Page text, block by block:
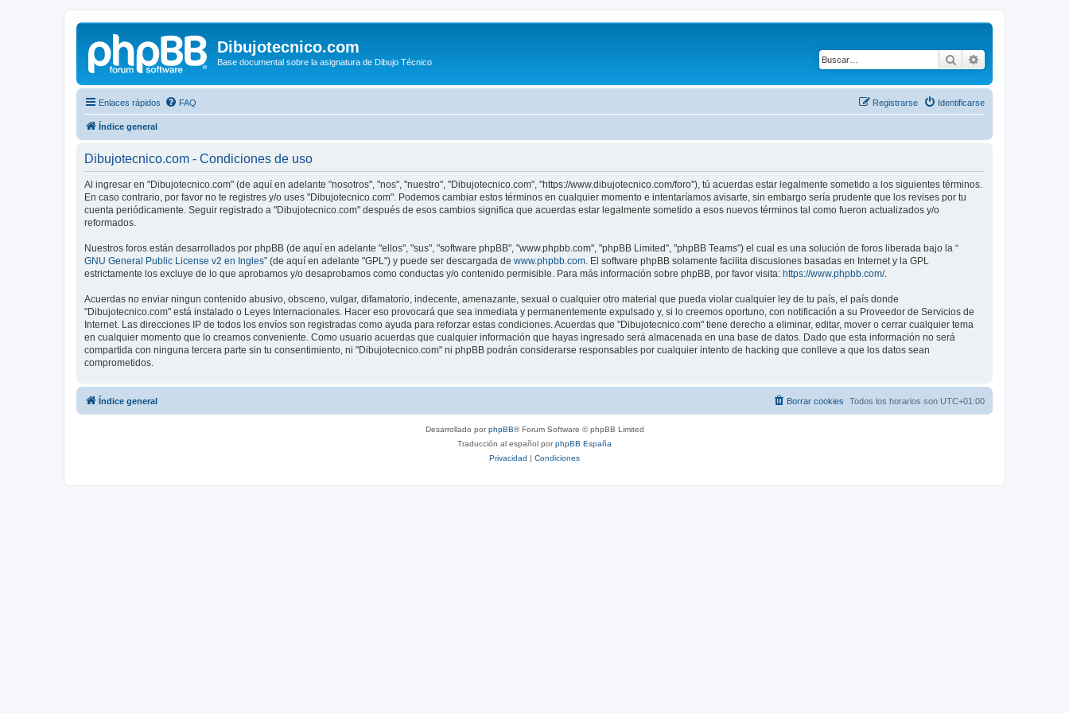
Dibujotecnico.com
Base documental sobre la asignatura de Dibujo Técnico Buscar
Enlaces rápidos FAQ Identificarse
Registrarse
Índice general
Dibujotecnico.com - Condiciones de uso
Al ingresar en "Dibujotecnico.com" (de aquí en adelante "nosotros", "nos", "nuestro", "Dibujotecnico.com", "https://www.dibujotecnico.com/foro"), tú acuerdas estar legalmente sometido a los siguientes términos.
En caso contrario, por favor no te registres y/o uses "Dibujotecnico.com". Podemos cambiar estos términos en cualquier momento e intentaríamos avisarte, sin embargo sería prudente que los revises por tu
cuenta periódicamente. Seguir registrado a "Dibujotecnico.com" después de esos cambios significa que acuerdas estar legalmente sometido a esos nuevos términos tal como fueron actualizados y/o
reformados.
Nuestros foros están desarrollados por phpBB (de aquí en adelante "ellos", "sus", "software phpBB", "www.phpbb.com", "phpBB Limited", "phpBB Teams") el cual es una solución de foros liberada bajo la “
GNU General Public License v2 en Ingles” (de aquí en adelante "GPL") y puede ser descargada de www.phpbb.com . El software phpBB solamente facilita discusiones basadas en Internet y la GPL
estrictamente los excluye de lo que aprobamos y/o desaprobamos como conductas y/o contenido permisible. Para más información sobre phpBB, por favor visita: https://www.phpbb.com/.
Acuerdas no enviar ningun contenido abusivo, obsceno, vulgar, difamatorio, indecente, amenazante, sexual o cualquier otro material que pueda violar cualquier ley de tu país, el país donde
"Dibujotecnico.com" está instalado o Leyes Internacionales. Hacer eso provocará que sea inmediata y permanentemente expulsado y, si lo creemos oportuno, con notificación a su Proveedor de Servicios de
Internet. Las direcciones IP de todos los envíos son registradas como ayuda para reforzar estas condiciones. Acuerdas que "Dibujotecnico.com" tiene derecho a eliminar, editar, mover o cerrar cualquier tema
en cualquier momento que lo creamos conveniente. Como usuario acuerdas que cualquier información que hayas ingresado será almacenada en una base de datos. Dado que esta información no será
compartida con ninguna tercera parte sin tu consentimiento, ni "Dibujotecnico.com" ni phpBB podrán considerarse responsables por cualquier intento de hacking que conlleve a que los datos sean
comprometidos.
Índice general Todos los horarios son UTC+01:00
Borrar cookies
Desarrollado porphpBB® Forum Software © phpBB Limited
Traducción al español porphpBB España
Privacidad | Condiciones